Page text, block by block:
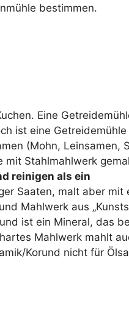
bestimmen.
Eine
ist eine
(Mohn, Leinsamen,
mit Stahlmahlwerk
reinigen als ein
Saaten, malt aber mit
Mahlwerk aus
ist ein Mineral, das
Mahlwerk mahlt
Korund nicht für